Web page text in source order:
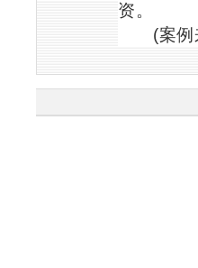
资。
(案